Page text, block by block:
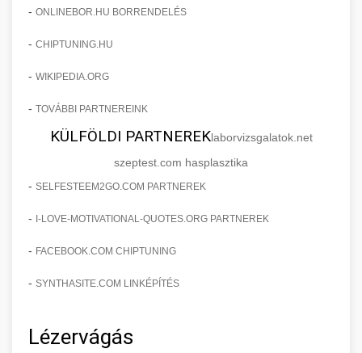
- ONLINEBOR.HU BORRENDELÉS
- CHIPTUNING.HU
- WIKIPEDIA.ORG
- TOVÁBBI PARTNEREINK
KÜLFÖLDI PARTNEREKlaborvizsgalatok.net
szeptest.com hasplasztika
- SELFESTEEM2GO.COM PARTNEREK
- I-LOVE-MOTIVATIONAL-QUOTES.ORG PARTNEREK
- FACEBOOK.COM CHIPTUNING
- SYNTHASITE.COM LINKÉPÍTÉS
Lézervágás